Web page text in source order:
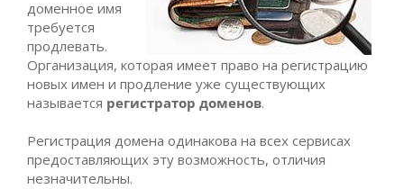
доменное имя
требуется
продлевать.
Организация, которая имеет право на регистрацию
новых имен и продление уже существующих
называется регистратор доменов.
Регистрация домена одинакова на всех сервисах
предоставляющих эту возможность, отличия
незначительны.